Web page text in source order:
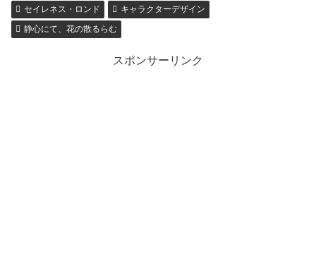
セイレネス・ロンド
キャラクターデザイン
静心にて、花の散るらむ
スポンサーリンク